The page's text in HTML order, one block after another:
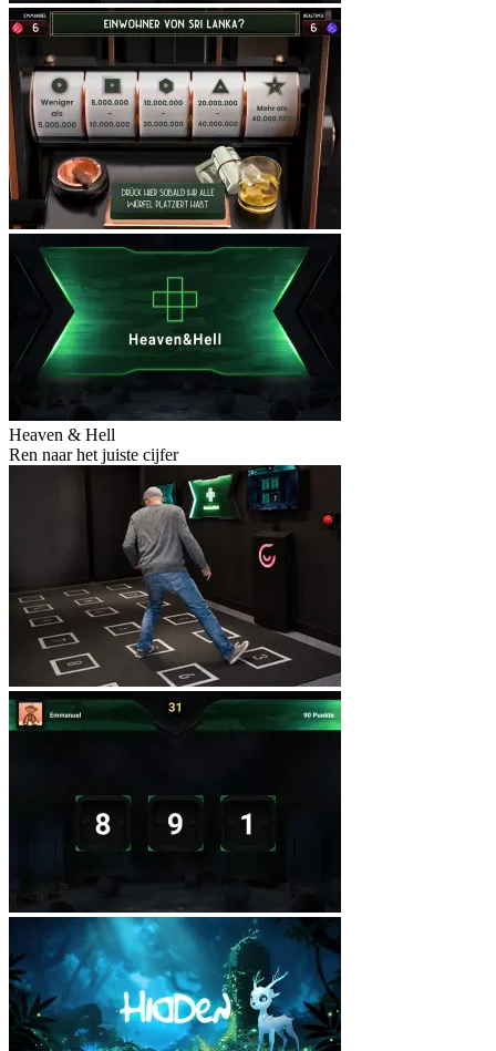
Heaven & Hell
Ren naar het juiste cijfer